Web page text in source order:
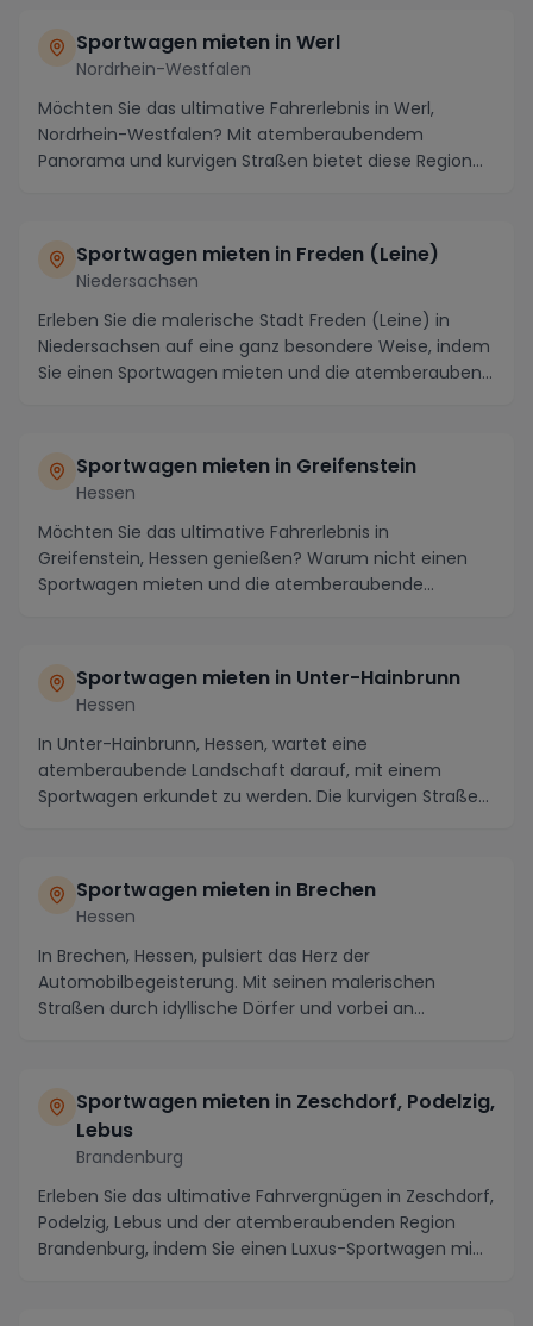
Sportwagen mieten in Werl
Nordrhein-Westfalen
Möchten Sie das ultimative Fahrerlebnis in Werl,
Nordrhein-Westfalen? Mit atemberaubendem
Panorama und kurvigen Straßen bietet diese Region
Sportwagen mieten in Freden (Leine)
Niedersachsen
Erleben Sie die malerische Stadt Freden (Leine) in
Niedersachsen auf eine ganz besondere Weise, indem
Sie einen Sportwagen mieten und die atemberauben...
Sportwagen mieten in Greifenstein
Hessen
Möchten Sie das ultimative Fahrerlebnis in
Greifenstein, Hessen genießen? Warum nicht einen
Sportwagen mieten und die atemberaubende
Sportwagen mieten in Unter-Hainbrunn
Hessen
In Unter-Hainbrunn, Hessen, wartet eine
atemberaubende Landschaft darauf, mit einem
Sportwagen erkundet zu werden. Die kurvigen Straßen
Sportwagen mieten in Brechen
Hessen
In Brechen, Hessen, pulsiert das Herz der
Automobilbegeisterung. Mit seinen malerischen
Straßen durch idyllische Dörfer und vorbei an
Sportwagen mieten in Zeschdorf, Podelzig,
Lebus
Brandenburg
Erleben Sie das ultimative Fahrvergnügen in Zeschdorf,
Podelzig, Lebus und der atemberaubenden Region
Brandenburg, indem Sie einen Luxus-Sportwagen mi...